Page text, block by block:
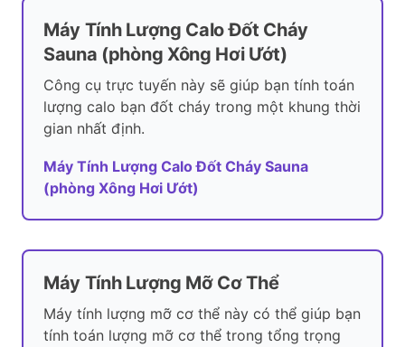
Máy Tính Lượng Calo Đốt Cháy
Sauna (phòng Xông Hơi Ướt)
Công cụ trực tuyến này sẽ giúp bạn tính toán
lượng calo bạn đốt cháy trong một khung thời
gian nhất định.
Máy Tính Lượng Calo Đốt Cháy Sauna
(phòng Xông Hơi Ướt)
Máy Tính Lượng Mỡ Cơ Thể
Máy tính lượng mỡ cơ thể này có thể giúp bạn
tính toán lượng mỡ cơ thể trong tổng trọng